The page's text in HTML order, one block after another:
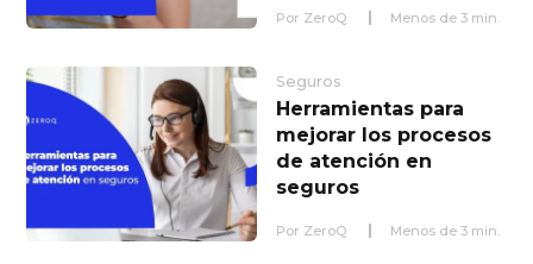
Por ZeroQ Menos de 3 min.
Seguros
Herramientas para
mejorar los procesos
de atención en
seguros
Por ZeroQ Menos de 3 min.